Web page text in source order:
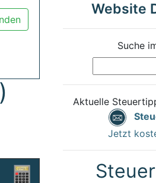
Website
Suche
Aktuelle
Jetzt